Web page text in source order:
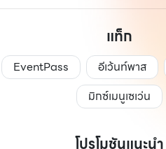
แท็ก
EventPass อีเว้นท์พาส
มิกซ์เมนูเซเว่น
โปรโมชันแนะนำ